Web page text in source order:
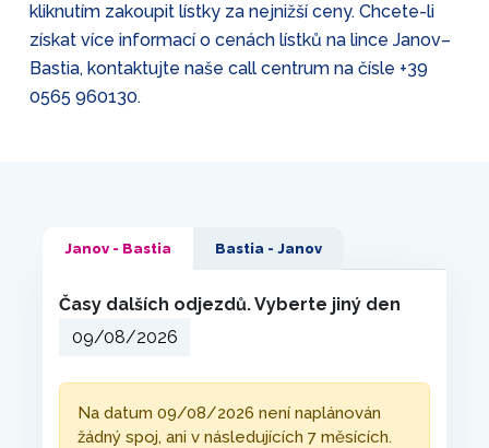
kliknutím zakoupit lístky za nejnižší ceny. Chcete-li
získat více informací o cenách lístků na lince Janov–
Bastia, kontaktujte naše call centrum na čísle +39
0565 960130.
Janov - Bastia Bastia - Janov
Časy dalších odjezdů. Vyberte jiný den
Na datum 09/08/2026 není naplánován
žádný spoj, ani v následujících 7 měsících.